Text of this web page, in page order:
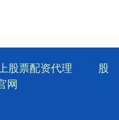
股票配资代理
股
网